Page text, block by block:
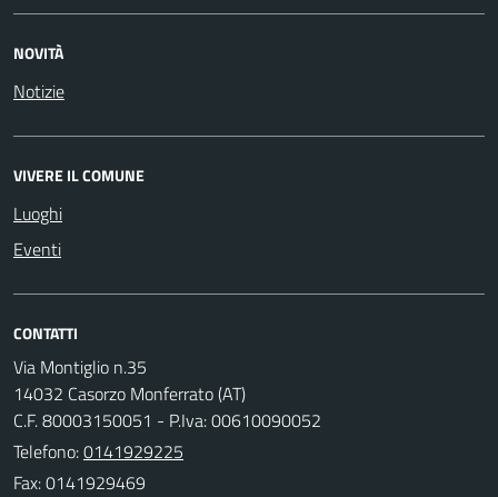
NOVITÀ
Notizie
VIVERE IL COMUNE
Luoghi
Eventi
CONTATTI
Via Montiglio n.35
14032 Casorzo Monferrato (AT)
C.F. 80003150051 - P.Iva: 00610090052
Telefono:0141929225
Fax: 0141929469